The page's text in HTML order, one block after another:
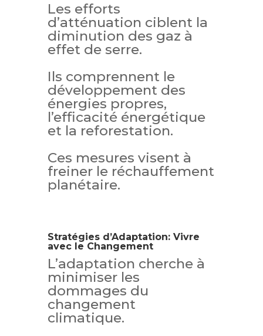
Les efforts
d’atténuation ciblent la
diminution des gaz à
effet de serre.
Ils comprennent le
développement des
énergies propres,
l’efficacité énergétique
et la reforestation.
Ces mesures visent à
freiner le réchauffement
planétaire.
Stratégies d’Adaptation: Vivre
avec le Changement
L’adaptation cherche à
minimiser les
dommages du
changement
climatique.